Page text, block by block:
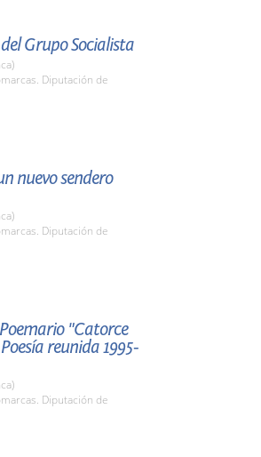
Grupo Socialista
Diputación de
nuevo sendero
Diputación de
"Catorce
reunida 1995-
Diputación de